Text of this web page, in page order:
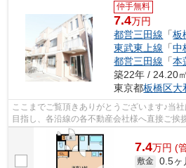
仲手無料
7.4万円
都営三田線 「板
東武東上線 「中
都営三田線 「本
築22年 / 24.20㎡
東京都板橋区大
ここまでご覧頂きありがとうございます♪当
目指し、各沿線の各不動産会社様へ直接ご挨
様へ提供しております！最新の情報は...
7.4万円 (
敷金 0.5ヶ